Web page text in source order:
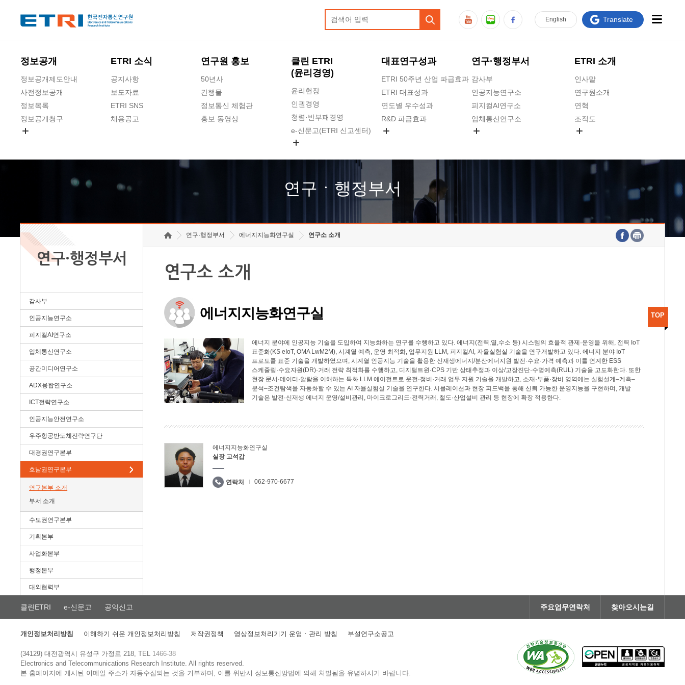
정보공개
정보공개제도안내
사전정보공개
정보목록
정보공개청구
ETRI 소식
공지사항
보도자료
ETRI SNS
채용공고
연구원 홍보
50년사
간행물
정보통신 체험관
홍보 동영상
클린 ETRI
(윤리경영)
윤리헌장
인권경영
청렴·반부패경영
e-신문고(ETRI 신고센터)
고객의소리
수의계약 현황
대표연구성과
ETRI 50주년 산업 파급효과
ETRI 대표성과
연도별 우수성과
R&D 파급효과
연구·행정부서
감사부
인공지능연구소
피지컬AI연구소
입체통신연구소
호남권연구본부
기획본부
ETRI 소개
인사말
연구원소개
연혁
조직도
연구원 고객헌장
주요업무연락처
English Translate
연구ㆍ행정부서
연구·행정부서
감사부
인공지능연구소
피지컬AI연구소
입체통신연구소
공간미디어연구소
ADX융합연구소
ICT전략연구소
인공지능안전연구소
우주항공반도체전략연구단
대경권연구본부
호남권연구본부
연구본부 소개
부서 소개
수도권연구본부
기획본부
사업화본부
행정본부
대외협력부
연구·행정부서 에너지지능화연구실 연구소 소개
연구소 소개
에너지지능화연구실
에너지 분야에 인공지능 기술을 도입하여 지능화하는 연구를 수행하고 있다. 에너지(전력,열,수소 등) 시스템의 효율적 관제·운영을 위해, 전력 IoT
표준화(KS eIoT, OMA LwM2M), 시계열 예측, 운영 최적화, 업무지원 LLM, 피지컬AI, 자율실험실 기술을 연구개발하고 있다. 에너지 분야 IoT
프로토콜 표준 기술을 개발하였으며, 시계열 인공지능 기술을 활용한 신재생에너지/분산에너지원 발전·수요·가격 예측과 이를 연계한 ESS
스케줄링·수요자원(DR)·거래 전략 최적화를 수행하고, 디지털트윈·CPS 기반 상태추정과 이상/고장진단·수명예측(RUL) 기술을 고도화한다. 또한
현장 문서·데이터·알람을 이해하는 특화 LLM 에이전트로 운전·정비·거래 업무 지원 기술을 개발하고, 소재·부품·장비 영역에는 실험설계–계측–
분석–조건탐색을 자동화할 수 있는 AI 자율실험실 기술을 연구한다. 시뮬레이션과 현장 피드백을 통해 신뢰 가능한 운영지능을 구현하며, 개발
기술은 발전·신재생 에너지 운영/설비관리, 마이크로그리드·전력거래, 철도·산업설비 관리 등 현장에 확장 적용한다.
에너지지능화연구실
실장 고석갑
연락처 062-970-6677
TOP
클린ETRI e-신문고 공익신고 주요업무연락처 찾아오시는길
개인정보처리방침 이해하기 쉬운 개인정보처리방침 저작권정책 영상정보처리기기 운영ㆍ관리 방침 부설연구소공고
(34129) 대전광역시 유성구 가정로 218, TEL 1466-38
Electronics and Telecommunications Research Institute.All rights reserved.
본 홈페이지에 게시된 이메일 주소가 자동수집되는 것을 거부하며, 이를 위반시 정보통신망법에 의해 처벌됨을 유념하시기 바랍니다.